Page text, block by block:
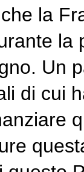
la
la
Un
di cui